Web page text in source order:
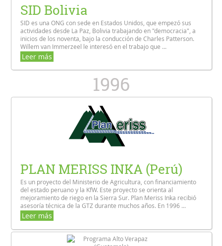
SID Bolivia
SID es una ONG con sede en Estados Unidos, que empezó sus
actividades desde La Paz, Bolivia trabajando en "democracia", a
inicios de los noventa, bajo la conducción de Charles Patterson.
Willem van Immerzeel le interesó en el trabajo que ...
Leer más
1996
PLAN MERISS INKA (Perú)
Es un proyecto del Ministerio de Agricultura, con financiamiento
del estado peruano y la KfW. Este proyecto se orienta al
mejoramiento de riego en la Sierra Sur. Plan Meriss Inka recibió
asesoría técnica de la GTZ durante muchos años. En 1996 ...
Leer más